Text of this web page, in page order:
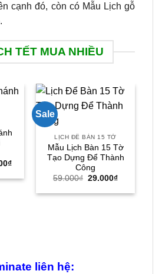
cạnh đó, còn có Mẫu Lịch gỗ
TẾT MUA NHIỀU
₫Giá
tại
175.000₫.
Sale
LỊCH ĐỂ BÀN 15 TỜ
Mẫu Lịch Bàn 15 Tờ
Tạo Dựng Để Thành
Công
59.000₫ Giá
là:
29.000₫Giá
tại
liên hệ: